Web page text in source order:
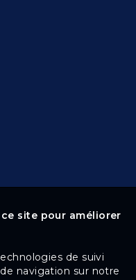
site pour améliorer
de suivi
navigation sur notre